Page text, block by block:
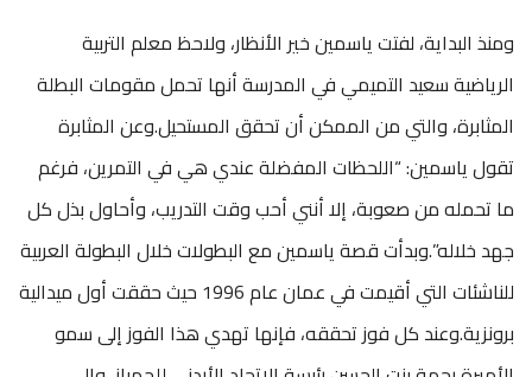
ومنذ البداية، لفتت ياسمين خير الأنظار، ولاحظ معلم التربية
الرياضية سعيد التميمي في المدرسة أنها تحمل مقومات البطلة
المثابرة، والتي من الممكن أن تحقق المستحيل.وعن المثابرة
تقول ياسمين: “اللحظات المفضلة عندي هي في التمرين، فرغم
ما تحمله من صعوبة، إلا أنني أحب وقت التدريب، وأحاول بذل كل
جهد خلاله”.وبدأت قصة ياسمين مع البطولات خلال البطولة العربية
للناشئات التي أقيمت في عمان عام 1996 حيث حققت أول ميدالية
برونزية.وعند كل فوز تحققه، فإنها تهدي هذا الفوز إلى سمو